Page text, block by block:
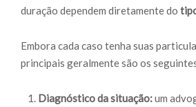
duração dependem diretamente do
Embora cada caso tenha suas
principais geralmente são os
Diagnóstico da situação:um